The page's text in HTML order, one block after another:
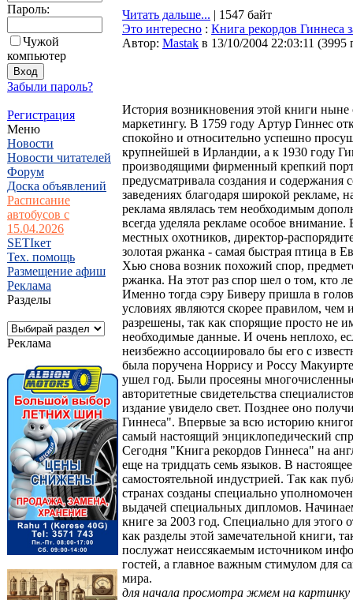
Пароль:
Чужой
компьютер
Забыли пароль?
Регистрация
Меню
Новости
Новости читателей
Форум
Доска объявлений
Расписание
автобусов с
15.04.2026
SETIкет
Тех. помощь
Размещение афиш
Реклама
Разделы
Реклама
Читать дальше... | 1547 байт
Это интересно : Книга рекордов Гиннеса
Автор: Мastak в 13/10/2004 22:03:11 (3995
История возникновения этой книги ныне
маркетингу. В 1759 году Артур Гиннес
спокойно и относительно успешно
крупнейшей в Ирландии, а к 1930 году
производящими фирменный крепкий
предусматривала создания и содержания
заведениях благодаря широкой рекламе,
реклама являлась тем необходимым
всегда уделяла рекламе особое
местных охотников, директор-
золотая ржанка - самая быстрая птица в
Хью снова возник похожий спор,
ржанка. На этот раз спор шел о том, кто
Именно тогда сэру Биверу пришла в
условиях являются скорее правилом,
разрешены, так как спорящие просто не
необходимые данные. И очень неплохо,
неизбежно ассоциировало бы его с
была поручена Норрису и Россу
ушел год. Были просеяны
авторитетные свидетельства
издание увидело свет. Позднее оно
Гиннеса". Впервые за всю историю
самый настоящий энциклопедический
Сегодня "Книга рекордов Гиннеса" на
еще на тридцать семь языков. В
самостоятельной индустрией. Так как
странах созданы специально
выдачей специальных дипломов.
книге за 2003 год. Специально для
как разделы этой замечательной книги,
послужат неиссякаемым источником
гостей, а главное важным стимулом для
мира.
для начала просмотра жмем на картинку